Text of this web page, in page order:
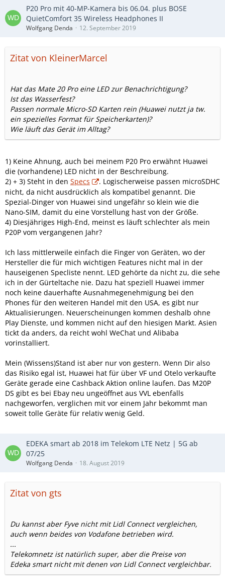
P20 Pro mit 40-MP-Kamera bis 06.04. plus BOSE
QuietComfort 35 Wireless Headphones II
Wolfgang Denda 12. September 2019
Zitat von KleinerMarcel
Hat das Mate 20 Pro eine LED zur Benachrichtigung?
Ist das Wasserfest?
Passen normale Micro-SD Karten rein (Huawei nutzt ja tw.
ein spezielles Format für Speicherkarten)?
Wie läuft das Gerät im Alltag?
1) Keine Ahnung, auch bei meinem P20 Pro erwähnt Huawei
die (vorhandene) LED nicht in der Beschreibung.
2) + 3) Steht in den Specs
. Logischerweise passen microSDHC
nicht, da nicht ausdrücklich als kompatibel genannt. Die
Spezial-Dinger von Huawei sind ungefähr so klein wie die
Nano-SIM, damit du eine Vorstellung hast von der Größe.
4) Diesjähriges High-End, meinst es läuft schlechter als mein
P20P vom vergangenen Jahr?
Ich lass mittlerweile einfach die Finger von Geräten, wo der
Hersteller die für mich wichtigen Features nicht mal in der
hauseigenen Specliste nennt. LED gehörte da nicht zu, die sehe
ich in der Gürteltache nie. Dazu hat speziell Huawei immer
noch keine dauerhafte Ausnahmegenehmigung bei den
Phones für den weiteren Handel mit den USA, es gibt nur
Aktualisierungen. Neuerscheinungen kommen deshalb ohne
Play Dienste, und kommen nicht auf den hiesigen Markt. Asien
tickt da anders, da reicht wohl WeChat und Alibaba
vorinstalliert.
Mein (Wissens)Stand ist aber nur von gestern. Wenn Dir also
das Risiko egal ist, Huawei hat für über VF und Otelo verkaufte
Geräte gerade eine Cashback Aktion online laufen. Das M20P
DS gibt es bei Ebay neu ungeöffnet aus VVL ebenfalls
nachgeworfen, verglichen mit vor einem Jahr bekommt man
soweit tolle Geräte für relativ wenig Geld.
EDEKA smart ab 2018 im Telekom LTE Netz | 5G ab
07/25
Wolfgang Denda 18. August 2019
Zitat von gts
Du kannst aber Fyve nicht mit Lidl Connect vergleichen,
auch wenn beides von Vodafone betrieben wird.
...
Telekomnetz ist natürlich super, aber die Preise von
Edeka smart nicht mit denen von Lidl Connect vergleichbar.